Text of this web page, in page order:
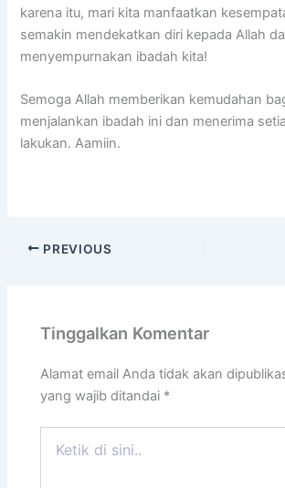
karena itu, mari kita manfaatkan
semakin mendekatkan diri kepada Allah
menyempurnakan ibadah kita!
Semoga Allah memberikan kemudahan
menjalankan ibadah ini dan menerima
lakukan. Aamiin.
PREVIOUS
Tinggalkan Komentar
Alamat email Anda tidak akan
yang wajib ditandai *